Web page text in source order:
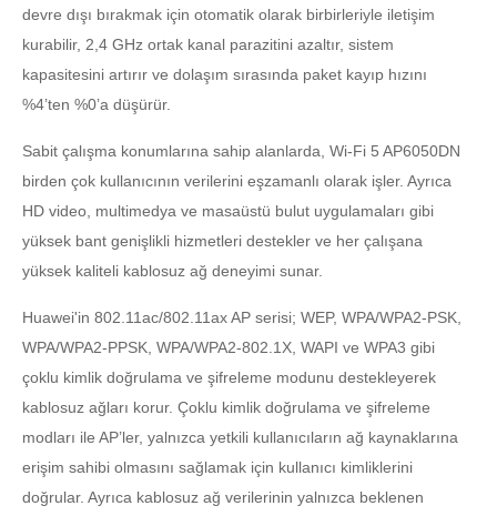
devre dışı bırakmak için otomatik olarak birbirleriyle iletişim
kurabilir, 2,4 GHz ortak kanal parazitini azaltır, sistem
kapasitesini artırır ve dolaşım sırasında paket kayıp hızını
%4’ten %0’a düşürür.
Sabit çalışma konumlarına sahip alanlarda, Wi-Fi 5 AP6050DN
birden çok kullanıcının verilerini eşzamanlı olarak işler. Ayrıca
HD video, multimedya ve masaüstü bulut uygulamaları gibi
yüksek bant genişlikli hizmetleri destekler ve her çalışana
yüksek kaliteli kablosuz ağ deneyimi sunar.
Huawei'in 802.11ac/802.11ax AP serisi; WEP, WPA/WPA2-PSK,
WPA/WPA2-PPSK, WPA/WPA2-802.1X, WAPI ve WPA3 gibi
çoklu kimlik doğrulama ve şifreleme modunu destekleyerek
kablosuz ağları korur. Çoklu kimlik doğrulama ve şifreleme
modları ile AP’ler, yalnızca yetkili kullanıcıların ağ kaynaklarına
erişim sahibi olmasını sağlamak için kullanıcı kimliklerini
doğrular. Ayrıca kablosuz ağ verilerinin yalnızca beklenen